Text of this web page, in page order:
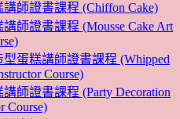
師證書課程 (Chiffon Cake)
師證書課程 (Mousse Cake Art
蛋糕講師證書課程 (Whipped
Course)
師證書課程 (Party Decoration
Course)